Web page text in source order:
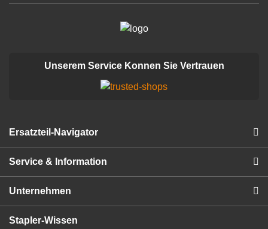
Unserem Service Konnen Sie Vertrauen
Ersatzteil-Navigator
Service & Information
Unternehmen
Stapler-Wissen